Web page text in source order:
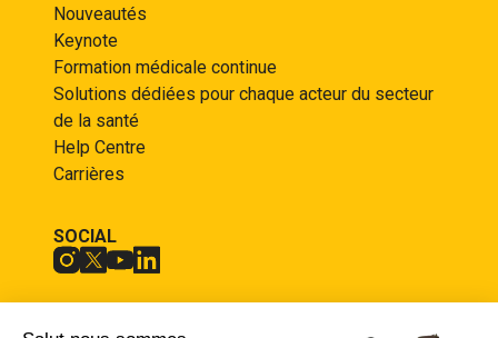
Nouveautés
Keynote
Formation médicale continue
Solutions dédiées pour chaque acteur du secteur
de la santé
Help Centre
Carrières
SOCIAL